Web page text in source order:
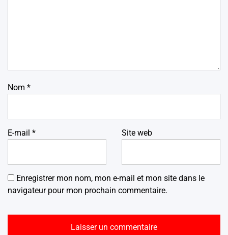
Nom *
E-mail * Site web
Enregistrer mon nom, mon e-mail et mon site dans le
navigateur pour mon prochain commentaire.